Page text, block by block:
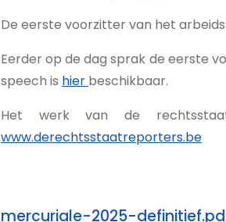
De eerste voorzitter van het
Eerder op de dag sprak de eerste
speech is hier beschikbaar.
Het werk van de
www.derechtsstaatreporters.be
mercuriale-2025-